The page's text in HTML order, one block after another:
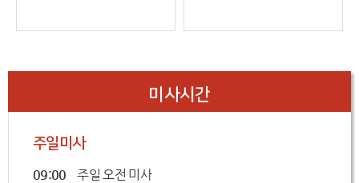
미사시간
주일미사
09:00
주일 오전 미사